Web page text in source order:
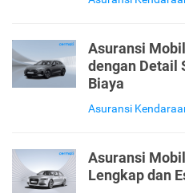
Asuransi
dengan Detail
Biaya
Asuransi
Asuransi
Lengkap dan